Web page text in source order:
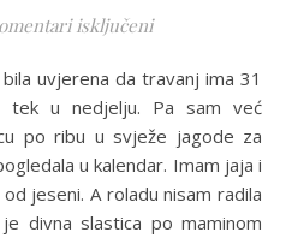
isključeniza Rolada s
u nedjelju. Pa sam već
po ribu u svježe jagode za
u kalendar. Imam jaja i
jeseni. A roladu nisam radila
divna slastica po maminom